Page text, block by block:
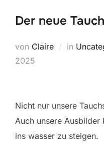
Der neue
von Claire in
2025
Nicht nur unsere
Auch unsere
ins wasser zu steigen.